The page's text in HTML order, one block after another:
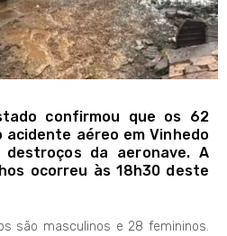
confirmou que os 62
aéreo em Vinhedo
da aeronave. A
ocorreu às 18h30 deste
são masculinos e 28 femininos.